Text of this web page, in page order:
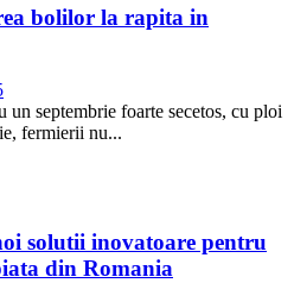
bolilor la rapita in
un septembrie foarte secetos, cu ploi
fermierii nu...
solutii inovatoare pentru
din Romania